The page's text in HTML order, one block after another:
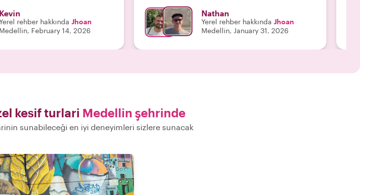
Kevin
rehber hakkında Jhoan
Medellin, February 14, 2026
Nathan
Yerel rehber hakkında Jhoan
Medellin, January 31, 2026
kesif turlari Medellin şehrinde
sunabileceği en iyi deneyimleri sizlere sunacak